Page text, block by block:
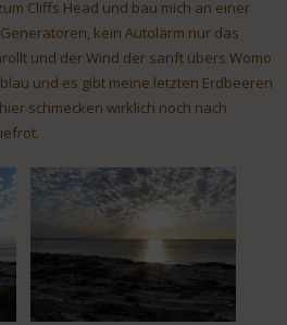
Cliffs Head und bau mich an einer
kein Autolärm nur das
und der Wind der sanft übers Womo
und es gibt meine letzten Erdbeeren
schmecken wirklich noch nach